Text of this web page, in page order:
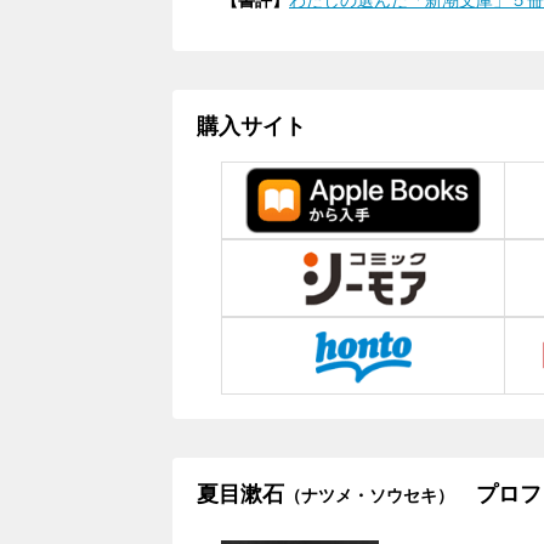
購入サイト
夏目漱石 （ナツメ・ソウセキ） プロ